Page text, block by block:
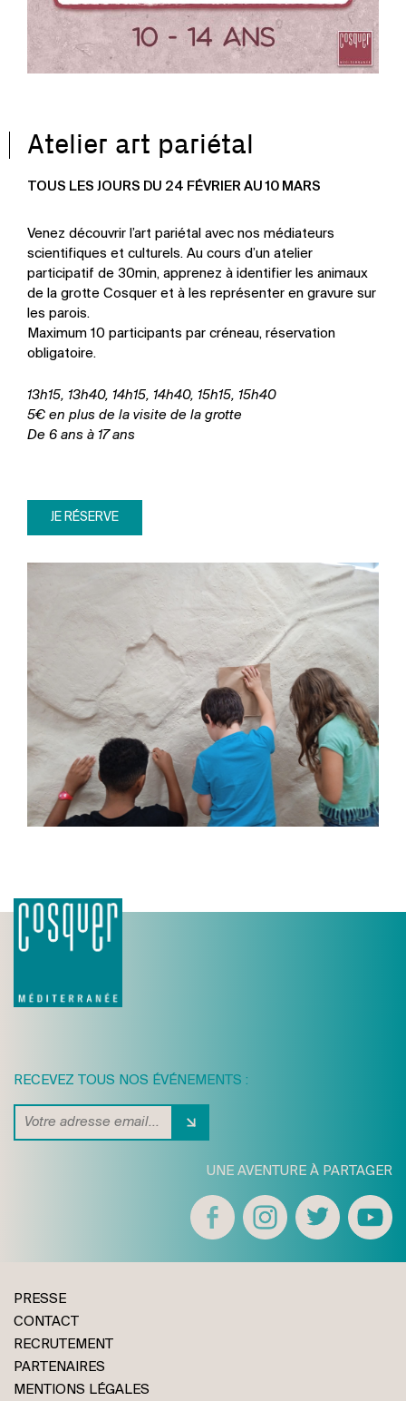
Atelier art pariétal
TOUS LES JOURS DU 24 FÉVRIER AU 10 MARS
Venez découvrir l’art pariétal avec nos médiateurs
scientifiques et culturels. Au cours d’un atelier
participatif de 30min, apprenez à identifier les animaux
de la grotte Cosquer et à les représenter en gravure sur
les parois.
Maximum 10 participants par créneau, réservation
obligatoire.
13h15, 13h40, 14h15, 14h40, 15h15, 15h40
5€ en plus de la visite de la grotte
De 6 ans à 17 ans
JE RÉSERVE
RECEVEZ TOUS NOS ÉVÉNEMENTS :
UNE AVENTURE À PARTAGER
PRESSE
CONTACT
RECRUTEMENT
PARTENAIRES
MENTIONS LÉGALES